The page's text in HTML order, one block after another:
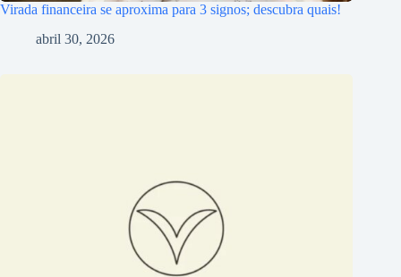
Virada financeira se aproxima para 3 signos; descubra quais!
abril 30, 2026